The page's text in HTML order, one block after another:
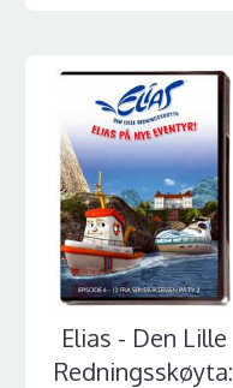
Elias - Den Lille
Redningsskøyta: